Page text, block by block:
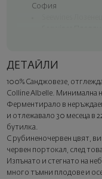
София
Seewines
Куриер на
Изненадайте със
Добавете луксозна
картичка с ваше
следващата стъпка
ДЕТАЙЛИ
100% Санджовезе,
Colline Albelle. Минимална
Ферментирало в
и отлежавало 30 месеца в
бутилка.
С рубиненочервен цвят,
червен портокал, след
Изпънато и стегнато на
много тъмни плодове и